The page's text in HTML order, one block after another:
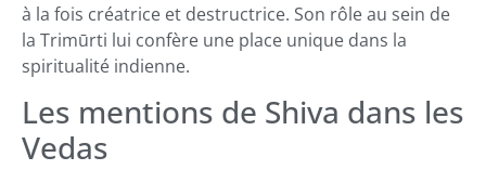
à la fois créatrice et destructrice. Son rôle au sein de
la Trimūrti lui confère une place unique dans la
spiritualité indienne.
Les mentions de Shiva dans les
Vedas